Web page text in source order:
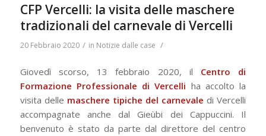
CFP Vercelli: la visita delle maschere
tradizionali del carnevale di Vercelli
20 Febbraio 2020 / in Notizie dalle case /
Giovedì scorso, 13 febbraio 2020, il Centro di
Formazione Professionale di Vercelli ha accolto la
visita delle maschere tipiche del carnevale di Vercelli
accompagnate anche dal Gieùbi dei Cappuccini. Il
benvenuto è stato da parte dal direttore del centro